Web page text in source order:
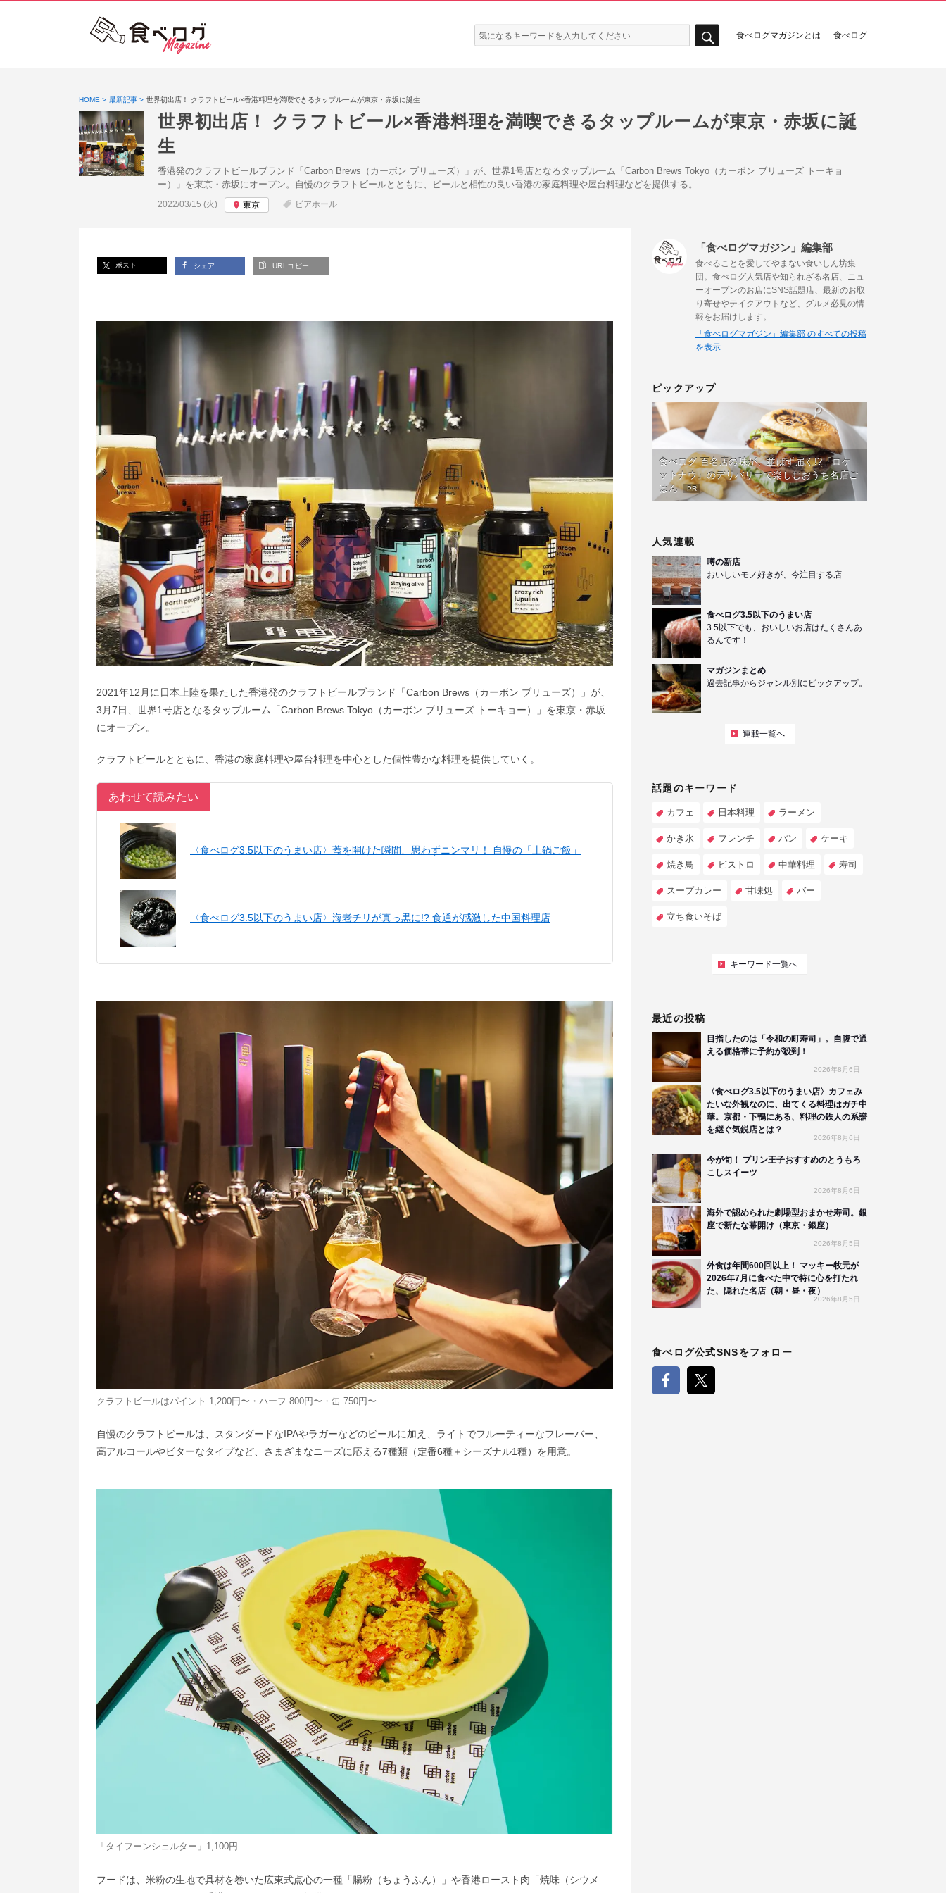
検
索:
食べログマガジンとは 食べログ
HOME 最新記事 世界初出店！ クラフトビール×香港料理を満喫できるタップルームが東京・赤坂に誕生
世界初出店！ クラフトビール×香港料理を満喫できるタップルームが東京・赤坂に誕
生
香港発のクラフトビールブランド「Carbon Brews（カーボン ブリューズ）」が、世界1号店となるタップルーム「Carbon Brews Tokyo（カーボン ブリューズ トーキョ
ー）」を東京・赤坂にオープン。自慢のクラフトビールとともに、ビールと相性の良い香港の家庭料理や屋台料理などを提供する。
投稿日:
2022/03/15 (火) 東京 ビアホール
ポスト シェア URLコピー
2021年12月に日本上陸を果たした香港発のクラフトビールブランド「Carbon Brews（カーボン ブリューズ）」が、
3月7日、 世界1号店となるタップルーム「Carbon Brews Tokyo（カーボン ブリューズ トーキョー）」を東京・赤坂
にオープン。
クラフトビールとともに、香港の家庭料理や屋台料理を中心とした個性豊かな料理を提供していく。
あわせて読みたい
〈食べログ3.5以下のうまい店〉蓋を開けた瞬間、思わずニンマリ！ 自慢の「土鍋ご飯」
〈食べログ3.5以下のうまい店〉海老チリが真っ黒に!? 食通が感激した中国料理店
クラフトビールはパイント 1,200円〜・ハーフ 800円〜・缶 750円〜
自慢のクラフトビールは、スタンダードなIPAやラガーなどのビールに加え、ライトでフルーティーなフレーバー、
高アルコールやビターなタイプなど、さまざまなニーズに応える7種類（定番6種＋シーズナル1種）を用意。
「タイフーンシェルター」1,100円
フードは、米粉の生地で具材を巻いた広東式点心の一種「腸粉（ちょうふん）」や香港ロースト肉「焼味（シウメ
「食べログマガジン」編集部
食べることを愛してやまない食いしん坊集
団。食べログ人気店や知られざる名店、ニュ
ーオープンのお店にSNS話題店、最新のお取
り寄せやテイクアウトなど、グルメ必見の情
報をお届けします。
「食べログマガジン」編集部 のすべての投稿
を表示
ピックアップ
食べログ 百名店の味が、並ばず届く!?「ロケ
ットナウ」のデリバリーで楽しむおうち名店ご
はん
PR
人気連載
噂の新店
おいしいモノ好きが、今注目する店
食べログ3.5以下のうまい店
3.5以下でも、おいしいお店はたくさんあ
るんです！
マガジンまとめ
過去記事からジャンル別にピックアップ。
連載一覧へ
話題のキーワード
カフェ 日本料理 ラーメン
かき氷 フレンチ パン ケーキ
焼き鳥 ビストロ 中華料理 寿司
スープカレー 甘味処 バー
立ち食いそば
キーワード一覧へ
最近の投稿
目指したのは「令和の町寿司」。自腹で通
える価格帯に予約が殺到！
2026年8月6日
〈食べログ3.5以下のうまい店〉カフェみ
たいな外観なのに、出てくる料理はガチ中
華。京都・下鴨にある、料理の鉄人の系譜
を継ぐ気鋭店とは？
2026年8月6日
今が旬！ プリン王子おすすめのとうもろ
こしスイーツ
2026年8月6日
海外で認められた劇場型おまかせ寿司。銀
座で新たな幕開け（東京・銀座）
2026年8月5日
外食は年間600回以上！ マッキー牧元が
2026年7月に食べた中で特に心を打たれ
た、隠れた名店（朝・昼・夜）
2026年8月5日
食べログ公式SNSをフォロー